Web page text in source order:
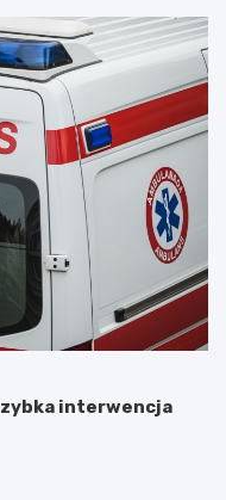
interwencja